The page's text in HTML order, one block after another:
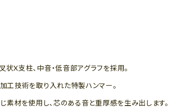
X支柱、中音・低音部アグラフを採用。
工技術を取り入れた特製ハンマー。
素材を使用し、芯のある音と重厚感を生み出します。